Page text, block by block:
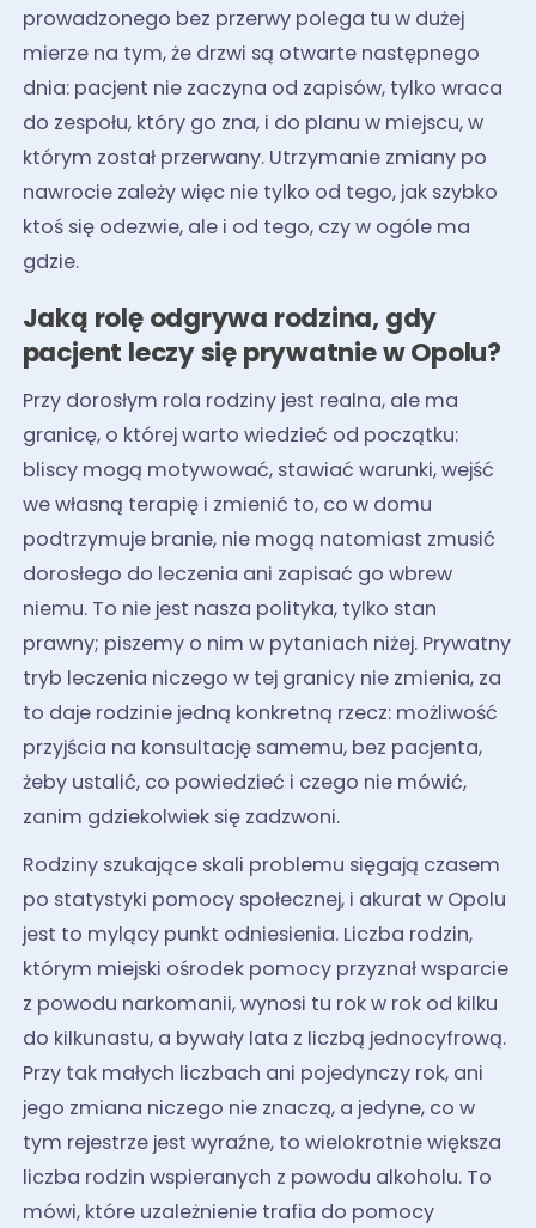
prowadzonego bez przerwy polega tu w dużej
mierze na tym, że drzwi są otwarte następnego
dnia: pacjent nie zaczyna od zapisów, tylko wraca
do zespołu, który go zna, i do planu w miejscu, w
którym został przerwany. Utrzymanie zmiany po
nawrocie zależy więc nie tylko od tego, jak szybko
ktoś się odezwie, ale i od tego, czy w ogóle ma
gdzie.
Jaką rolę odgrywa rodzina, gdy
pacjent leczy się prywatnie w Opolu?
Przy dorosłym rola rodziny jest realna, ale ma
granicę, o której warto wiedzieć od początku:
bliscy mogą motywować, stawiać warunki, wejść
we własną terapię i zmienić to, co w domu
podtrzymuje branie, nie mogą natomiast zmusić
dorosłego do leczenia ani zapisać go wbrew
niemu. To nie jest nasza polityka, tylko stan
prawny; piszemy o nim w pytaniach niżej. Prywatny
tryb leczenia niczego w tej granicy nie zmienia, za
to daje rodzinie jedną konkretną rzecz: możliwość
przyjścia na konsultację samemu, bez pacjenta,
żeby ustalić, co powiedzieć i czego nie mówić,
zanim gdziekolwiek się zadzwoni.
Rodziny szukające skali problemu sięgają czasem
po statystyki pomocy społecznej, i akurat w Opolu
jest to mylący punkt odniesienia. Liczba rodzin,
którym miejski ośrodek pomocy przyznał wsparcie
z powodu narkomanii, wynosi tu rok w rok od kilku
do kilkunastu, a bywały lata z liczbą jednocyfrową.
Przy tak małych liczbach ani pojedynczy rok, ani
jego zmiana niczego nie znaczą, a jedyne, co w
tym rejestrze jest wyraźne, to wielokrotnie większa
liczba rodzin wspieranych z powodu alkoholu. To
mówi, które uzależnienie trafia do pomocy